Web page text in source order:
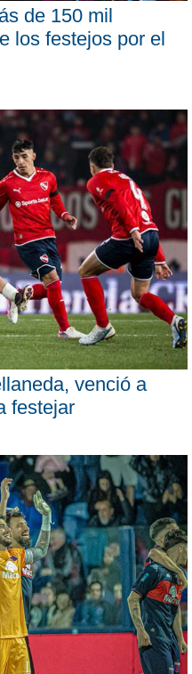
de 150 mil
los festejos por el
venció a
festejar